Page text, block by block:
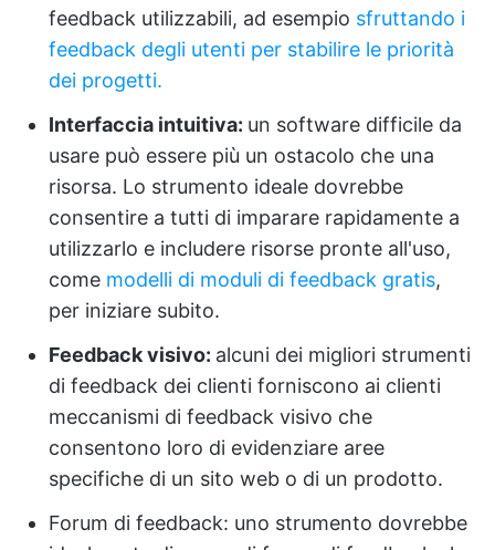
feedback utilizzabili, ad esempio sfruttando i
feedback degli utenti per stabilire le priorità
dei progetti.
Interfaccia intuitiva: un software difficile da
usare può essere più un ostacolo che una
risorsa. Lo strumento ideale dovrebbe
consentire a tutti di imparare rapidamente a
utilizzarlo e includere risorse pronte all'uso,
come modelli di moduli di feedback gratis,
per iniziare subito.
Feedback visivo: alcuni dei migliori strumenti
di feedback dei clienti forniscono ai clienti
meccanismi di feedback visivo che
consentono loro di evidenziare aree
specifiche di un sito web o di un prodotto.
Forum di feedback: uno strumento dovrebbe